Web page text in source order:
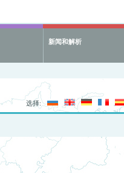
新闻和解析
选择: